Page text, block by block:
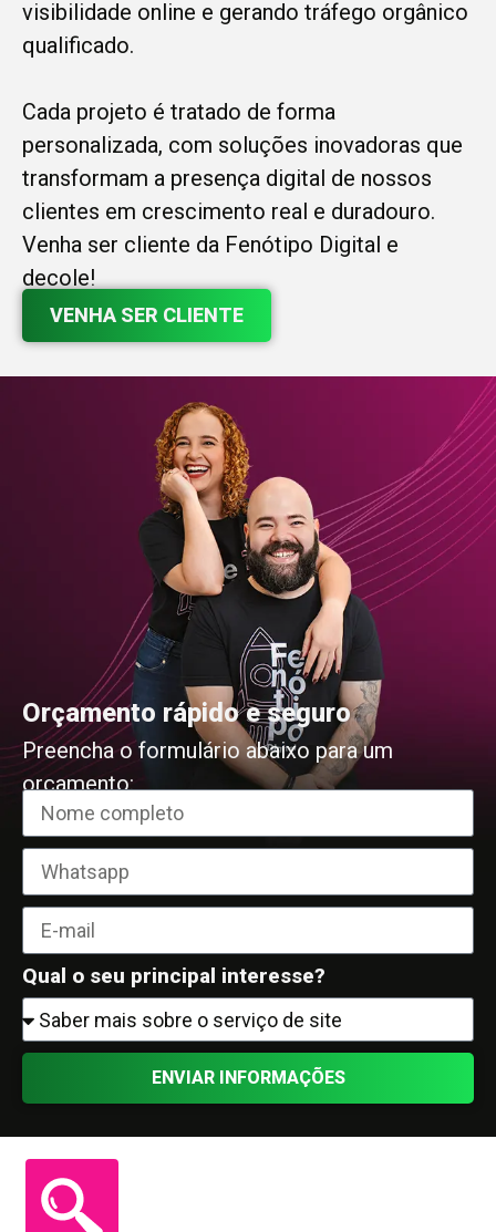
visibilidade online e gerando tráfego orgânico
qualificado.
Cada projeto é tratado de forma
personalizada, com soluções inovadoras que
transformam a presença digital de nossos
clientes em crescimento real e duradouro.
Venha ser cliente da Fenótipo Digital e
decole!
VENHA SER CLIENTE
Orçamento rápido e seguro
Preencha o formulário abaixo para um
orçamento:
Qual o seu principal interesse?
ENVIAR INFORMAÇÕES